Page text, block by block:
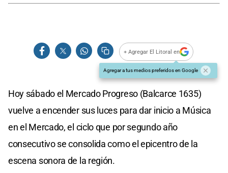
+ Agregar El Litoral en
Agregar a tus medios preferidos en Google
Hoy sábado el Mercado Progreso (Balcarce 1635)
vuelve a encender sus luces para dar inicio a Música
en el Mercado, el ciclo que por segundo año
consecutivo se consolida como el epicentro de la
escena sonora de la región.